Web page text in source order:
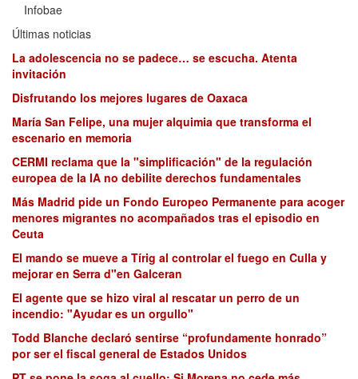
Infobae
Últimas noticias
La adolescencia no se padece… se escucha. Atenta
invitación
Disfrutando los mejores lugares de Oaxaca
María San Felipe, una mujer alquimia que transforma el
escenario en memoria
CERMI reclama que la "simplificación" de la regulación
europea de la IA no debilite derechos fundamentales
Más Madrid pide un Fondo Europeo Permanente para acoger
menores migrantes no acompañados tras el episodio en
Ceuta
El mando se mueve a Tírig al controlar el fuego en Culla y
mejorar en Serra d"en Galceran
El agente que se hizo viral al rescatar un perro de un
incendio: "Ayudar es un orgullo"
Todd Blanche declaró sentirse “profundamente honrado”
por ser el fiscal general de Estados Unidos